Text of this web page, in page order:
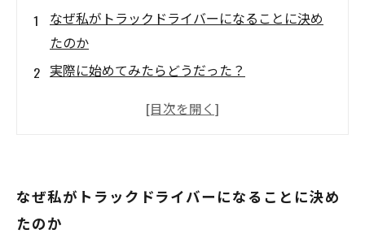
なぜ私がトラックドライバーになることに決め
たのか
実際に始めてみたらどうだった？
門真市でのトラックドライバーの仕事内容
バイス
なぜ私がトラックドライバーになることに決め
たのか